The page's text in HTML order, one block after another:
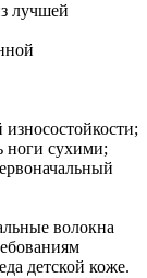
лучшей
ноги сухими;
волокна
детской коже.